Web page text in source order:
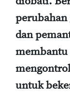
perubahan
dan
untuk